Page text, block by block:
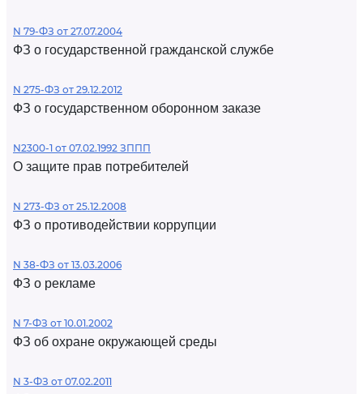
N 79-ФЗ от 27.07.2004
ФЗ о государственной гражданской службе
N 275-ФЗ от 29.12.2012
ФЗ о государственном оборонном заказе
N2300-1 от 07.02.1992 ЗППП
О защите прав потребителей
N 273-ФЗ от 25.12.2008
ФЗ о противодействии коррупции
N 38-ФЗ от 13.03.2006
ФЗ о рекламе
N 7-ФЗ от 10.01.2002
ФЗ об охране окружающей среды
N 3-ФЗ от 07.02.2011